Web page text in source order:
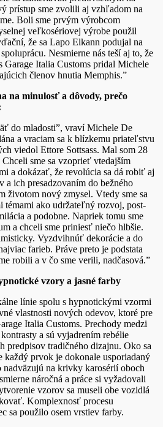
prístup sme zvolili aj vzhľadom na
Boli sme prvým výrobcom
veľkosériovej výrobe použil
že sa Lapo Elkann podujal na
Nesmierne nás teší aj to, že
Garage Italia Customs pridal Michele
členov hnutia Memphis.”
na minulosť a dôvody, prečo
do mladosti”, vraví Michele De
a vraciam sa k blízkemu priateľstvu
viedol Ettore Sottsass. Mal som 28
sme sa vzoprieť vtedajším
a dokázať, že revolúcia sa dá robiť aj
ich presadzovaním do bežného
životom nový zmysel. Vtedy sme sa
témami ako udržateľný rozvoj, post-
a podobne. Napriek tomu sme
a chceli sme priniesť niečo hlbšie.
Vyzdvihnúť dekorácie a do
farieb. Práve preto je podstata
robili a v čo sme verili, nadčasová.”
vzory a jasné farby
línie spolu s hypnotickými vzormi
vlastnosti nových odevov, ktoré pre
Italia Customs. Prechody medzi
a sú vyjadrením rebélie
predpisov tradičného dizajnu. Oko sa
každý prvok je dokonale usporiadaný
na krivky karosérií oboch
náročná a práce si vyžadovali
vzorov sa museli obe vozidlá
Komplexnosť procesu
sa použilo osem vrstiev farby.